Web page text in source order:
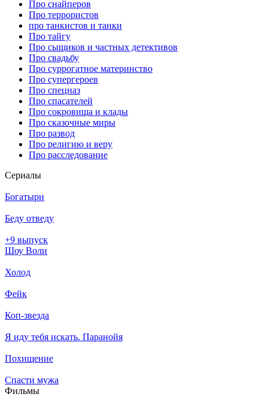
Про снайперов
Про террористов
про танкистов и танки
Про тайгу
Про сыщиков и частных детективов
Про свадьбу
Про суррогатное материнство
Про супергероев
Про спецназ
Про спасателей
Про сокровища и клады
Про сказочные миры
Про развод
Про религию и веру
Про расследование
Се­риа­лы
Богатыри
Беду отведу
+9 выпуск
Шоу Воли
Холод
Фейк
Коп-звезда
Я иду тебя искать. Паранойя
Похищение
Спасти мужа
Филь­мы